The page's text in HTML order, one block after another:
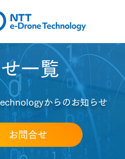
一覧
からのお知らせ
お問合せ